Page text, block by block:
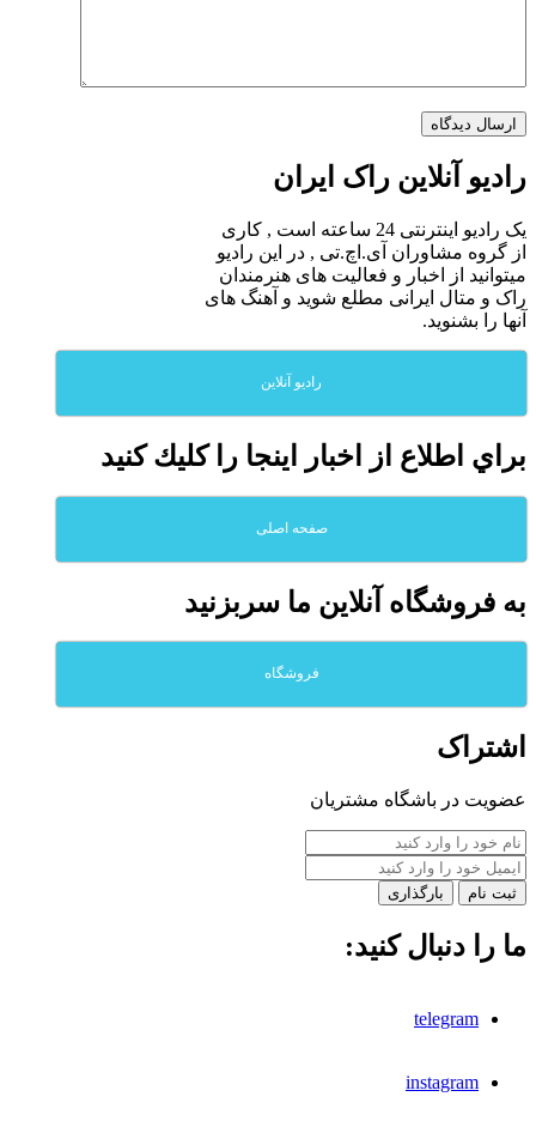
رادیو آنلاین راک ایران
یک رادیو اینترنتی 24 ساعته است , کاری
از گروه مشاوران آی.اچ.تی , در این رادیو
میتوانید از اخبار و فعالیت های هنرمندان
راک و متال ایرانی مطلع شوید و آهنگ های
آنها را بشنوید.
رادیو آنلاین
براي اطلاع از اخبار اينجا را كليك كنيد
صفحه اصلی
به فروشگاه آنلاين ما سربزنيد
فروشگاه
اشتراک
عضویت در باشگاه مشتریان
بارگذاری
ما را دنبال کنید:
telegram
instagram